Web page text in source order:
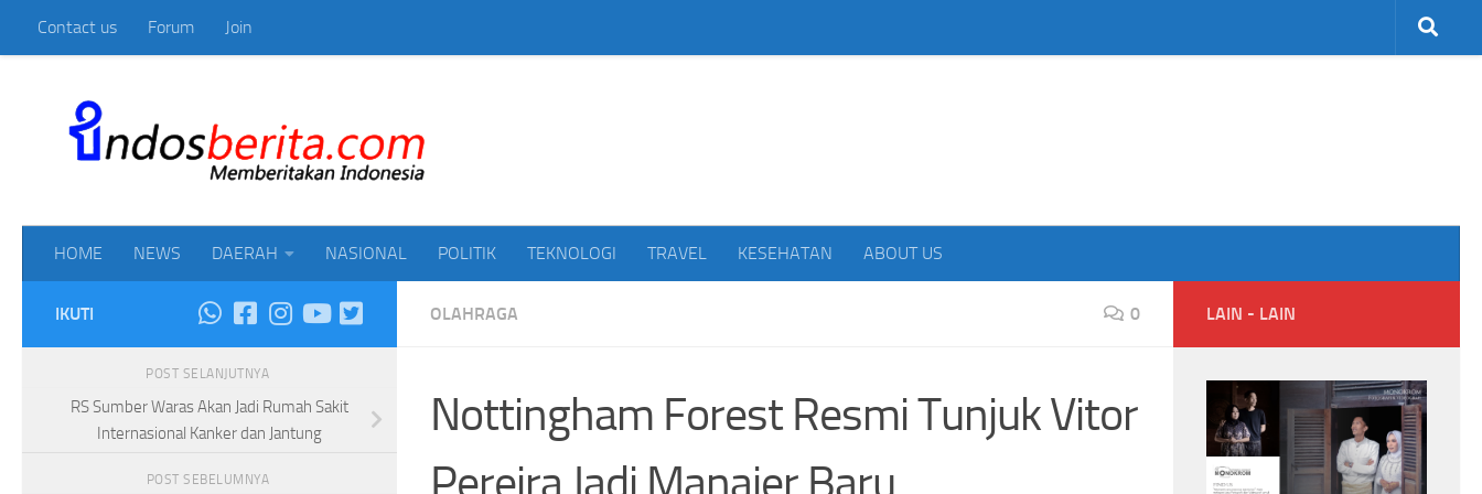
Skip to content
Contact us Forum Join
HOME NEWS DAERAH NASIONAL POLITIK TEKNOLOGI TRAVEL KESEHATAN ABOUT US
OLAHRAGA 0
Nottingham Forest Resmi Tunjuk Vitor
Pereira Jadi Manajer Baru
IKUTI
POST SELANJUTNYA
RS Sumber Waras Akan Jadi Rumah Sakit
Internasional Kanker dan Jantung
POST SEBELUMNYA
LAIN - LAIN